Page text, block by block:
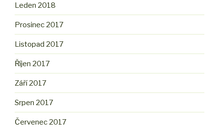
Leden 2018
Prosinec 2017
Listopad 2017
Říjen 2017
Září 2017
Srpen 2017
Červenec 2017